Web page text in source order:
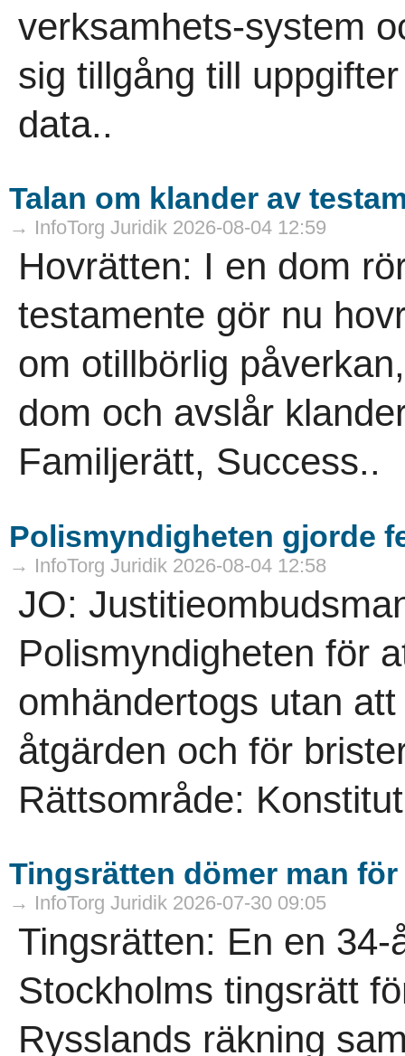
verksamhets-system
sig tillgång till
data..
Talan om klander av
→ InfoTorg Juridik 2026-08-04 12:59
Hovrätten: I en dom
testamente gör nu
om otillbörlig
dom och avslår
Familjerätt, Success..
Polismyndigheten gjorde
→ InfoTorg Juridik 2026-08-04 12:58
JO:
Polismyndigheten för
omhändertogs utan
åtgärden och för
Rättsområde:
Tingsrätten dömer man
→ InfoTorg Juridik 2026-07-30 09:05
Tingsrätten: En en
Stockholms tingsrätt
Rysslands räkning